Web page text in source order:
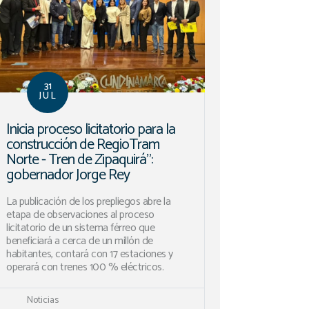
31
JUL
Inicia proceso licitatorio para la
construcción de RegioTram
Norte - Tren de Zipaquirá”:
gobernador Jorge Rey
La publicación de los prepliegos abre la
etapa de observaciones al proceso
licitatorio de un sistema férreo que
beneficiará a cerca de un millón de
habitantes, contará con 17 estaciones y
operará con trenes 100 % eléctricos.
Noticias